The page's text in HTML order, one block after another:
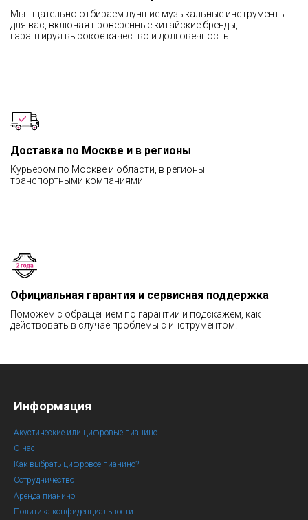
Мы тщательно отбираем лучшие музыкальные инструменты
для вас, включая проверенные китайские бренды,
гарантируя высокое качество и долговечность
Доставка по Москве и в регионы
Курьером по Москве и области, в регионы —
транспортными компаниями
Официальная гарантия и сервисная поддержка
Поможем с обращением по гарантии и подскажем, как
действовать в случае проблемы с инструментом.
Информация
Акустические или цифровые пианино
О нас
Как выбрать цифровое пианино?
Сотрудничество
Аренда пианино
Политика конфиденциальности